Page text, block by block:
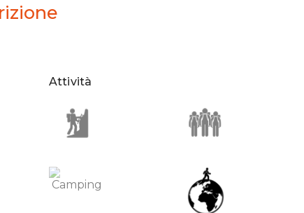
Attività